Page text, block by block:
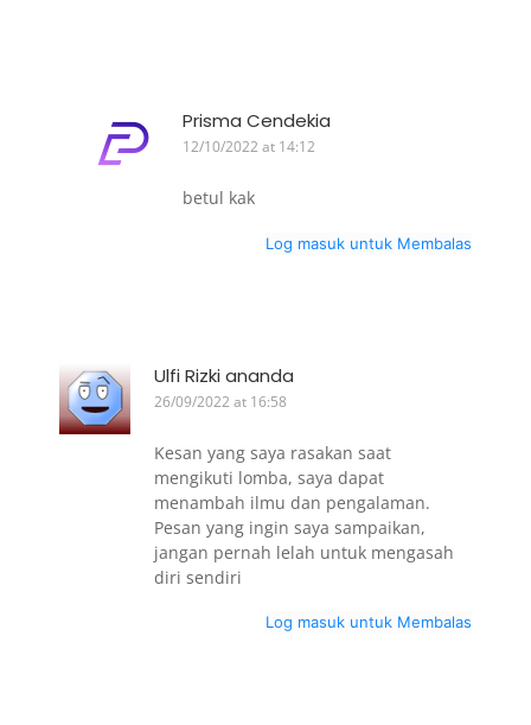
Prisma Cendekia
12/10/2022 at 14:12
betul kak
Log masuk untuk Membalas
Ulfi Rizki ananda
26/09/2022 at 16:58
Kesan yang saya rasakan saat
mengikuti lomba, saya dapat
menambah ilmu dan pengalaman.
Pesan yang ingin saya sampaikan,
jangan pernah lelah untuk mengasah
diri sendiri
Log masuk untuk Membalas